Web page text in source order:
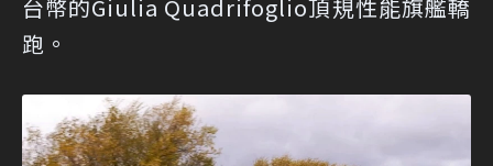
台幣的Giulia Quadrifoglio頂規性能旗艦轎
跑。